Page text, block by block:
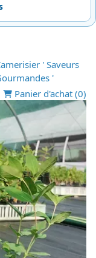
' Saveurs
'
Panier d'achat (0)